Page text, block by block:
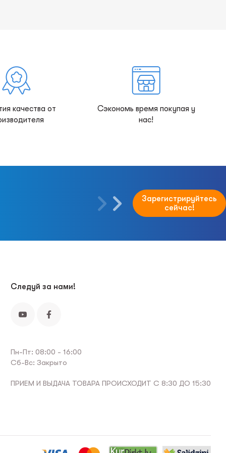
качества от
Сэкономь время покупая у
нас!
Зарегистрируйтесь
сейчас!
Следуй за нами!
Пн-Пт: 08:00 - 16:00
Сб-Вс: Закрыто
ПРИЕМ И ВЫДАЧА ТОВАРА ПРОИСХОДИТ С 8:30 ДО 15:30